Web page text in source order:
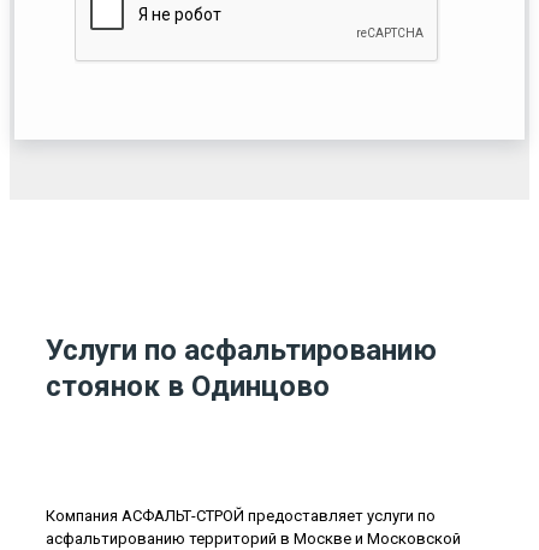
Услуги по асфальтированию
стоянок в Одинцово
Компания АСФАЛЬТ-СТРОЙ предоставляет услуги по
асфальтированию территорий в Москве и Московской